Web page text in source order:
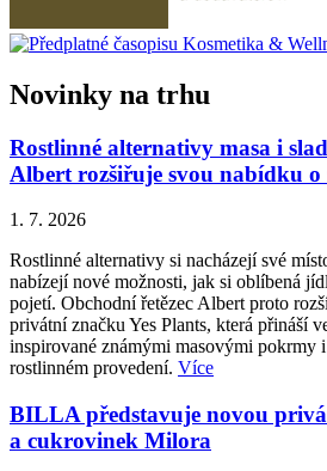
Novinky na trhu
Rostlinné alternativy masa i
Albert rozšiřuje svou nabídku o
1. 7. 2026
Rostlinné alternativy si nacházejí své
nabízejí nové možnosti, jak si oblíbená
pojetí. Obchodní řetězec Albert proto
privátní značku Yes Plants, která přináší
inspirované známými masovými pokrmy
rostlinném provedení. Více
BILLA představuje novou
a cukrovinek Milora